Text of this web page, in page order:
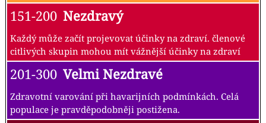
151-200 Nezdravý
Každý může začít projevovat účinky na zdraví. členové
citlivých skupin mohou mít vážnější účinky na zdraví
201-300 Velmi Nezdravé
Zdravotní varování při havarijních podmínkách. Celá
populace je pravděpodobněji postižena.